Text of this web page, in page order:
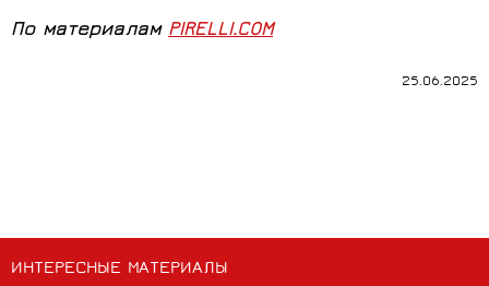
По материалам PIRELLI.COM
25.06.2025
ИНТЕРЕСНЫЕ МАТЕРИАЛЫ